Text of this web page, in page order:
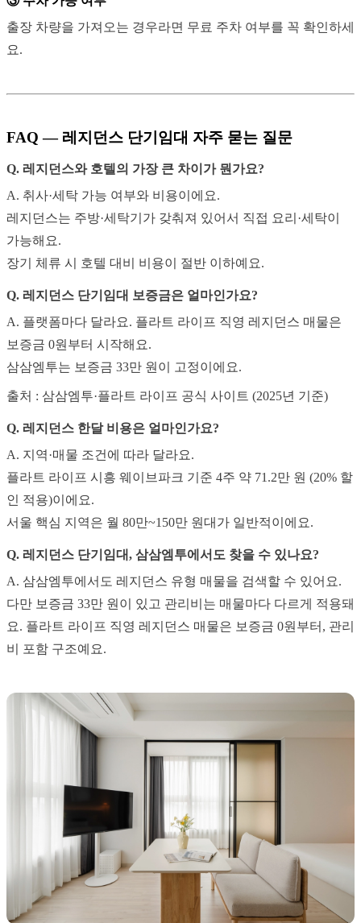
출장 차량을 가져오는 경우라면 무료 주차 여부를 꼭 확인하세
요.
FAQ — 레지던스 단기임대 자주 묻는 질문
Q. 레지던스와 호텔의 가장 큰 차이가 뭔가요?
A. 취사·세탁 가능 여부와 비용이에요.
레지던스는 주방·세탁기가 갖춰져 있어서 직접 요리·세탁이
가능해요.
장기 체류 시 호텔 대비 비용이 절반 이하예요.
Q. 레지던스 단기임대 보증금은 얼마인가요?
A. 플랫폼마다 달라요. 플라트 라이프 직영 레지던스 매물은
보증금 0원부터 시작해요.
삼삼엠투는 보증금 33만 원이 고정이에요.
출처 : 삼삼엠투·플라트 라이프 공식 사이트 (2025년 기준)
Q. 레지던스 한달 비용은 얼마인가요?
A. 지역·매물 조건에 따라 달라요.
플라트 라이프 시흥 웨이브파크 기준 4주 약 71.2만 원 (20% 할
인 적용)이에요.
서울 핵심 지역은 월 80만~150만 원대가 일반적이에요.
Q. 레지던스 단기임대, 삼삼엠투에서도 찾을 수 있나요?
A. 삼삼엠투에서도 레지던스 유형 매물을 검색할 수 있어요.
다만 보증금 33만 원이 있고 관리비는 매물마다 다르게 적용돼
요. 플라트 라이프 직영 레지던스 매물은 보증금 0원부터, 관리
비 포함 구조예요.